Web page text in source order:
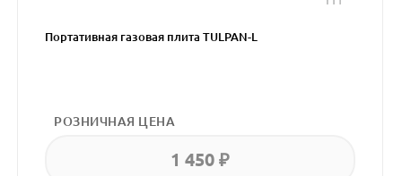
Портативная газовая плита TULPAN-L
РОЗНИЧНАЯ ЦЕНА
1 450 ₽